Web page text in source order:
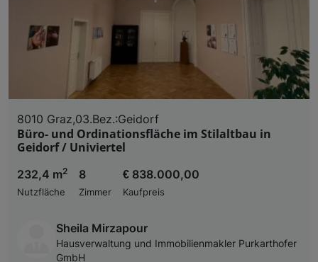
8010 Graz,03.Bez.:Geidorf
Büro- und Ordinationsfläche im Stilaltbau in
Geidorf / Univiertel
232,4 m2
Nutzfläche
8
Zimmer
€ 838.000,00
Kaufpreis
Sheila Mirzapour
Hausverwaltung und Immobilienmakler Purkarthofer
GmbH